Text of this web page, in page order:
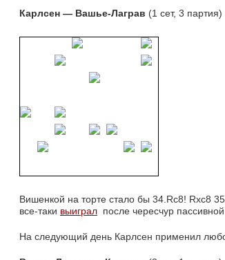
Карлсен — Вашье-Лаграв (1 сет, 3 партия)
Вишенкой на торте стало бы 34.Rc8! Rxc8
все-таки выиграл после чересчур
На следующий день Карлсен применил